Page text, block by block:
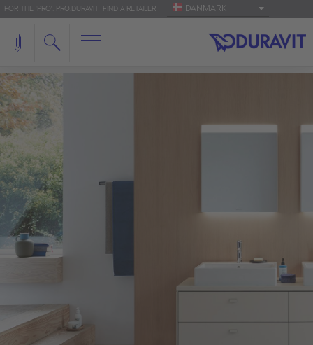
FOR THE 'PRO': PRO.DURAVIT FIND A RETAILER DANMARK